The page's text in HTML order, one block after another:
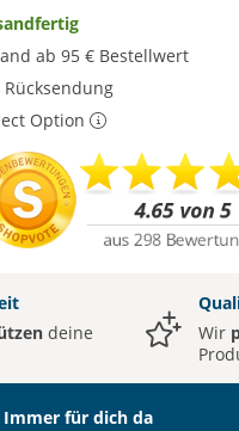
ab 95 € Bestellwert
Rücksendung
Option
deine
Wir
Immer für dich da